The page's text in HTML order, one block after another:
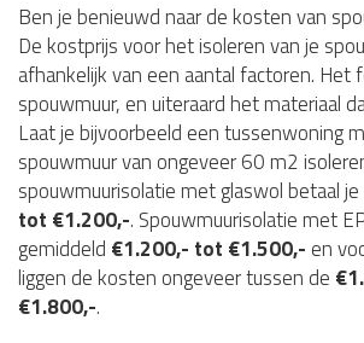
Ben je benieuwd naar de kosten van
De kostprijs voor het isoleren van je
afhankelijk van een aantal factoren. Het
spouwmuur, en uiteraard het materiaal
Laat je bijvoorbeeld een tussenwoning
spouwmuur van ongeveer 60 m2
spouwmuurisolatie met glaswol betaal
tot €1.200,-. Spouwmuurisolatie met
gemiddeld €1.200,- tot €1.500,- en
liggen de kosten ongeveer tussen de
€1.800,-.